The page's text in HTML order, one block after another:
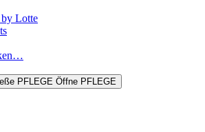
Lotte
PFLEGE Öffne PFLEGE